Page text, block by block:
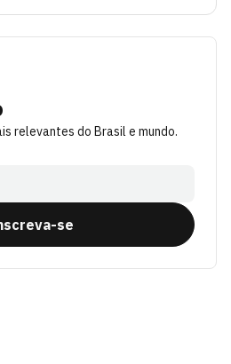
relevantes do Brasil e mundo.
se